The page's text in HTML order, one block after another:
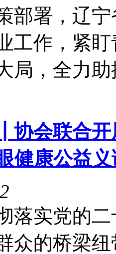
部署，辽
工作，紧
局，全力
协会联合
健康公益
落实党的
众的桥梁